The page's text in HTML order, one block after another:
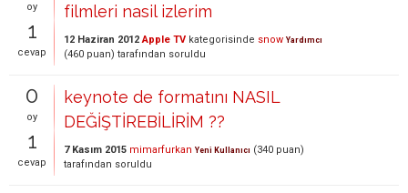
oy
1
cevap
filmleri nasil izlerim
12 Haziran 2012 Apple TV kategorisinde snow Yardımcı
(460 puan) tarafından soruldu
0
oy
1
cevap
keynote de formatını NASIL
DEĞİŞTİREBİLİRİM ??
7 Kasım 2015 mimarfurkan Yeni Kullanıcı (340 puan)
tarafından soruldu